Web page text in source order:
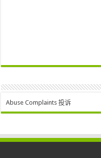
Abuse Complaints 投诉